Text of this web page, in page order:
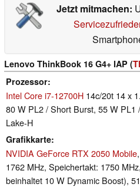
Jetzt mitmachen:
Lenovo ThinkBook 16 G4+ IAP (
Prozessor
Intel Core i7-12700H 14c/20t 14 x
80 W PL2 / Short Burst, 55 W PL1
Lake-H
Grafikkarte
NVIDIA GeForce RTX 2050 Mobile
1762 MHz, Speichertakt: 1750
beinhaltet 10 W Dynamic Boost),